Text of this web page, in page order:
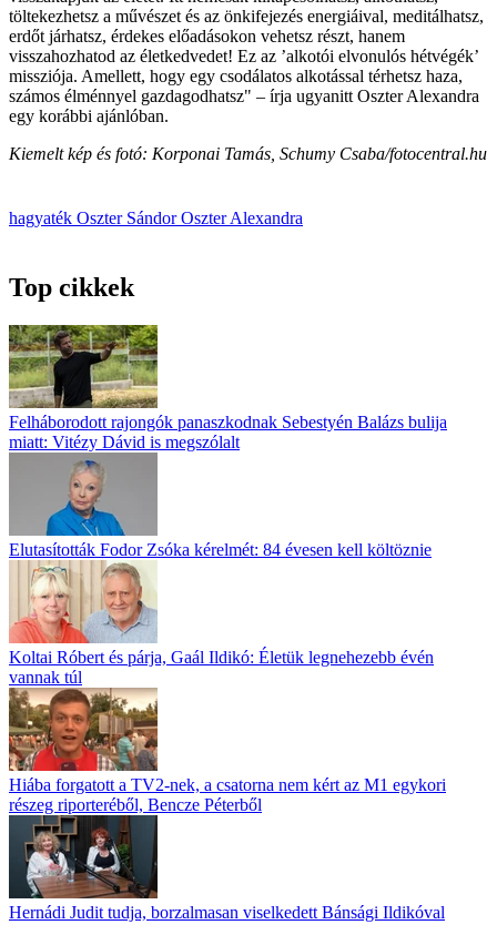
töltekezhetsz a művészet és az önkifejezés energiáival, meditálhatsz,
erdőt járhatsz, érdekes előadásokon vehetsz részt, hanem
visszahozhatod az életkedvedet! Ez az ’alkotói elvonulós hétvégék’
missziója. Amellett, hogy egy csodálatos alkotással térhetsz haza,
számos élménnyel gazdagodhatsz" – írja ugyanitt Oszter Alexandra
egy korábbi ajánlóban.
Kiemelt kép és fotó: Korponai Tamás, Schumy Csaba/fotocentral.hu
hagyaték Oszter SándorOszter Alexandra
Top cikkek
Felháborodott rajongók panaszkodnak Sebestyén Balázs bulija
miatt: Vitézy Dávid is megszólalt
Elutasították Fodor Zsóka kérelmét: 84 évesen kell költöznie
Koltai Róbert és párja, Gaál Ildikó: Életük legnehezebb évén
vannak túl
Hiába forgatott a TV2-nek, a csatorna nem kért az M1 egykori
részeg riporteréből, Bencze Péterből
Hernádi Judit tudja, borzalmasan viselkedett Bánsági Ildikóval